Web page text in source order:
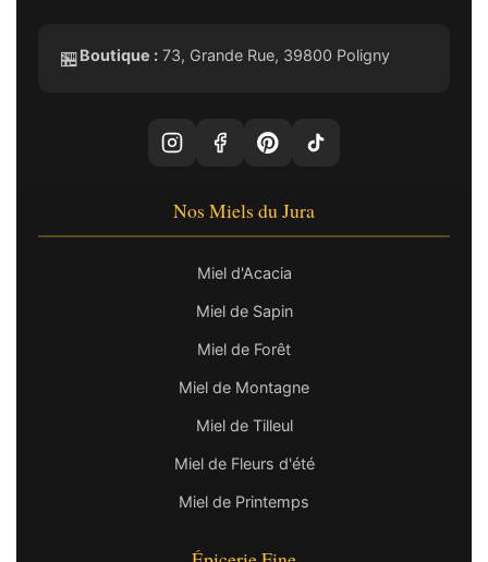
🏪Boutique : 73, Grande Rue, 39800 Poligny
Nos Miels du Jura
Miel d'Acacia
Miel de Sapin
Miel de Forêt
Miel de Montagne
Miel de Tilleul
Miel de Fleurs d'été
Miel de Printemps